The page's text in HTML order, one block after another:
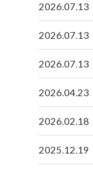
2026.07.13
2026.07.13
2026.07.13
2026.04.23
2026.02.18
2025.12.19